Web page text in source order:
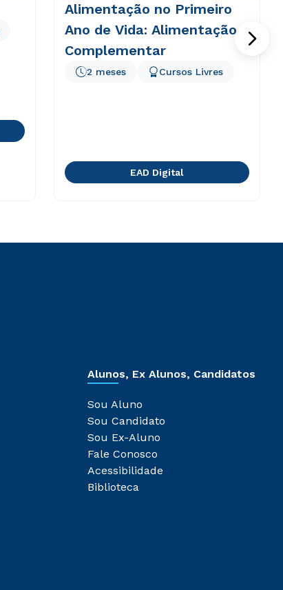
Alimentação no Primeiro
Ano de Vida: Alimentação
Complementar
2 meses Cursos Livres
EAD Digital
Alunos, Ex Alunos, Candidatos
Sou Aluno
Sou Candidato
Sou Ex-Aluno
Fale Conosco
Acessibilidade
Biblioteca